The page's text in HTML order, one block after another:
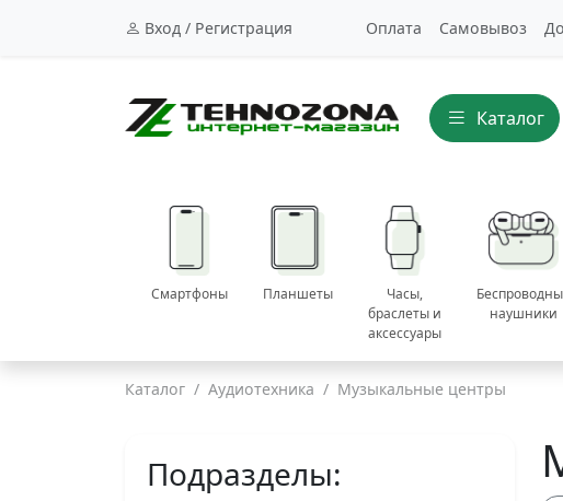
Вход / Регистрация Оплата Самовывоз
Каталог
Смартфоны Планшеты
Часы,
браслеты и
аксессуары
наушники
Каталог Аудиотехника Музыкальные центры
Подразделы: